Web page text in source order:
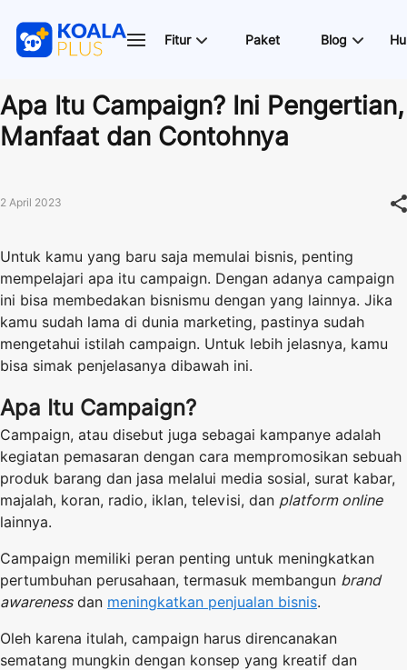
Fitur Paket Blog
Apa Itu Campaign? Ini Pengertian,
Manfaat dan Contohnya
2 April 2023
Untuk kamu yang baru saja memulai bisnis, penting
mempelajari apa itu campaign. Dengan adanya campaign
ini bisa membedakan bisnismu dengan yang lainnya. Jika
kamu sudah lama di dunia marketing, pastinya sudah
mengetahui istilah campaign. Untuk lebih jelasnya, kamu
bisa simak penjelasanya dibawah ini.
Apa Itu Campaign?
Campaign, atau disebut juga sebagai kampanye adalah
kegiatan pemasaran dengan cara mempromosikan sebuah
produk barang dan jasa melalui media sosial, surat kabar,
majalah, koran, radio, iklan, televisi, dan platform online
lainnya.
Campaign memiliki peran penting untuk meningkatkan
pertumbuhan perusahaan, termasuk membangun brand
awarenessdan meningkatkan penjualan bisnis.
Oleh karena itulah, campaign harus direncanakan
sematang mungkin dengan konsep yang kreatif dan